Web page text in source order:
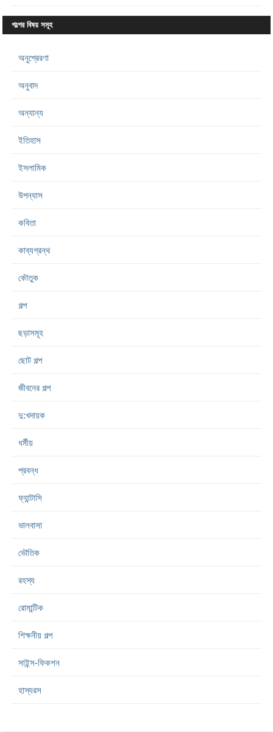
গল্পের বিষয় সমূহ
অনুপ্রেরণা
অনুবাদ
অন্যান্য
ইতিহাস
ইসলামিক
উপন্যাস
কবিতা
কাব্যগ্রন্থ
কৌতুক
গল্প
ছড়াসমূহ
ছোট গল্প
জীবনের গল্প
দু:খদায়ক
ধর্মীয়
প্রবন্ধ
ফ্যান্টাসি
ভালবাসা
ভৌতিক
রহস্য
রোমান্টিক
শিক্ষনীয় গল্প
সাইন্স-ফিকশন
হাস্যরস